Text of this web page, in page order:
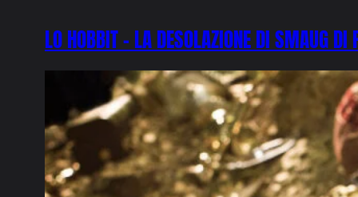
LO HOBBIT – LA DESOLAZIONE DI SMAUG